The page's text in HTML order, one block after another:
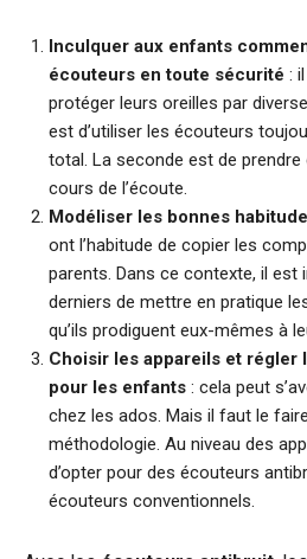
Inculquer aux enfants
écouteurs en toute sécurité :
protéger leurs oreilles par
est d’utiliser les écouteurs
total. La seconde est de
cours de l’écoute.
Modéliser les bonnes
ont l’habitude de copier les
parents. Dans ce contexte, il est
derniers de mettre en pratique
qu’ils prodiguent eux-mêmes à
Choisir les appareils et
pour les enfants : cela peut
chez les ados. Mais il faut le
méthodologie. Au niveau des
d’opter pour des écouteurs
écouteurs conventionnels.